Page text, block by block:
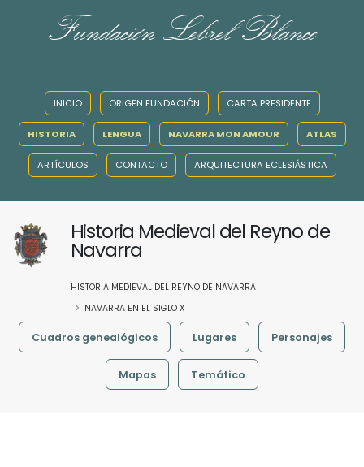
Fundación Lebrel Blanco
INICIO ORIGEN FUNDACIÓN CARTA PRESIDENTE
HISTORIA LENGUA NAVARRA MON AMOUR ATLAS
ARTÍCULOS CONTACTO ARQUITECTURA ECLESIÁSTICA
Historia Medieval del Reyno de
Navarra
HISTORIA MEDIEVAL DEL REYNO DE NAVARRA
NAVARRA EN EL SIGLO X
Cuadros genealógicos Lugares Personajes
Mapas Temático